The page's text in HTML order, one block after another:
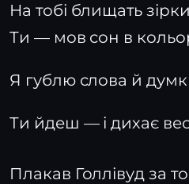
На тобі блищать
Ти — мов сон в
Я гублю слова й
Ти йдеш — і дихає
Плакав Голлівуд за